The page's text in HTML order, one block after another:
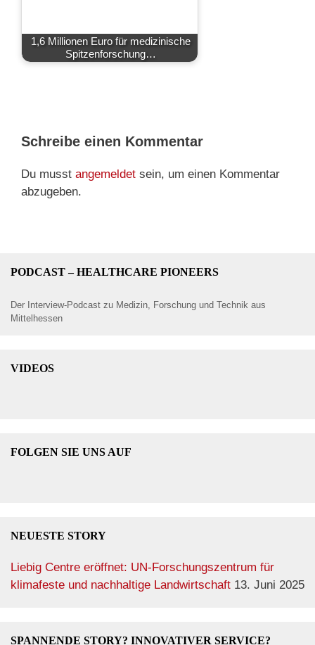
1,6 Millionen Euro für medizinische
Spitzenforschung…
Schreibe einen Kommentar
Du musst angemeldet sein, um einen Kommentar
abzugeben.
PODCAST – HEALTHCARE PIONEERS
Der Interview-Podcast zu Medizin, Forschung und Technik aus
Mittelhessen
VIDEOS
FOLGEN SIE UNS AUF
NEUESTE STORY
Liebig Centre eröffnet: UN-Forschungszentrum für
klimafeste und nachhaltige Landwirtschaft 13. Juni 2025
SPANNENDE STORY? INNOVATIVER SERVICE?